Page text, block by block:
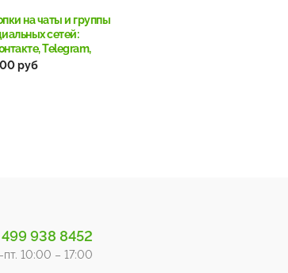
на чаты и группы
сетей:
Telegram,
Viber,
руб
499 938 8452
пт. 10:00 – 17:00